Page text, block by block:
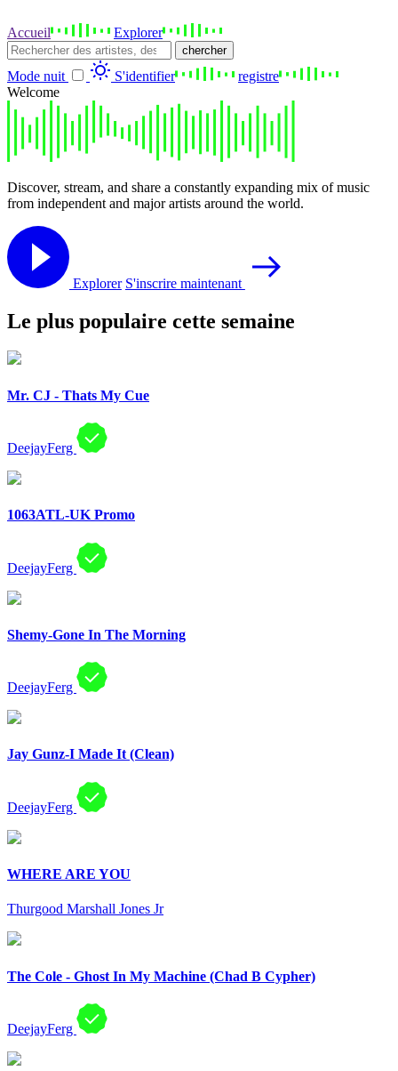
Accueil Explorer
chercher
Mode nuit S'identifier
registre
Welcome
Discover, stream, and share a constantly expanding mix of music
from independent and major artists around the world.
Explorer S'inscrire maintenant
Le plus populaire cette semaine
Mr. CJ - Thats My Cue
DeejayFerg
1063ATL-UK Promo
DeejayFerg
Shemy-Gone In The Morning
DeejayFerg
Jay Gunz-I Made It (Clean)
DeejayFerg
WHERE ARE YOU
Thurgood Marshall Jones Jr
The Cole - Ghost In My Machine (Chad B Cypher)
DeejayFerg